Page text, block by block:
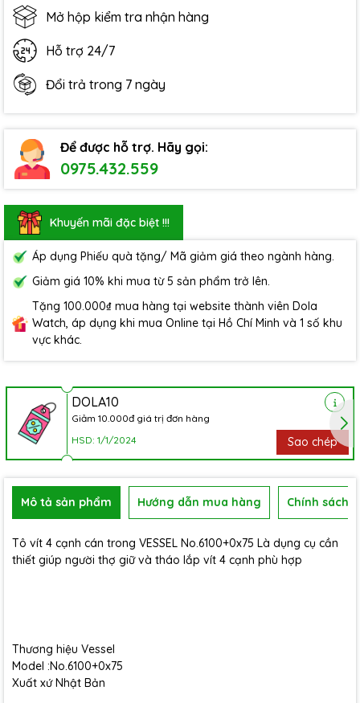
Mở hộp kiểm tra nhận hàng
Hỗ trợ 24/7
Đổi trả trong 7 ngày
Để được hỗ trợ. Hãy gọi:
0975.432.559
Khuyến mãi đặc biệt !!!
Áp dụng Phiếu quà tặng/ Mã giảm giá theo ngành hàng.
Giảm giá 10% khi mua từ 5 sản phẩm trở lên.
Tặng 100.000₫ mua hàng tại website thành viên Dola
Watch, áp dụng khi mua Online tại Hồ Chí Minh và 1 số khu
vực khác.
DOLA10
Giảm 10.000đ giá trị đơn hàng
HSD: 1/1/2024
Sao chép
Mô tả sản phẩm Hướng dẫn mua hàng Chính sách
Tô vít 4 cạnh cán trong VESSEL No.6100+0x75 Là dụng cụ cần
thiết giúp người thợ giữ và tháo lắp vít 4 cạnh phù hợp
Thương hiệu Vessel
Model :No.6100+0x75
Xuất xứ Nhật Bản